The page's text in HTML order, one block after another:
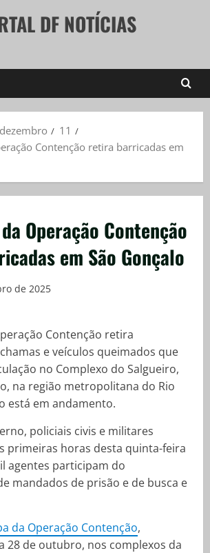
DF NOTÍCIAS
dezembro
11
Contenção retira barricadas em
Operação Contenção
em São Gonçalo
de 2025
Contenção retira
e veículos queimados que
no Complexo do Salgueiro,
na região metropolitana do Rio
está em andamento.
policiais civis e militares
primeiras horas desta quinta-feira
agentes participam do
mandados de prisão e de busca e
da Operação Contenção,
28 de outubro, nos complexos da